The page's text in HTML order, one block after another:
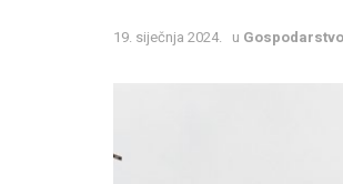
19. siječnja 2024. u Gospodarstvo